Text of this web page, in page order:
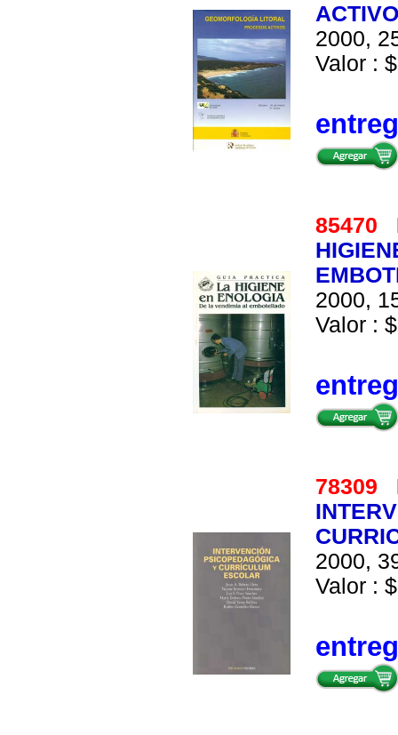
2000,
Valor :
85470
2000,
Valor :
78309
2000,
Valor :